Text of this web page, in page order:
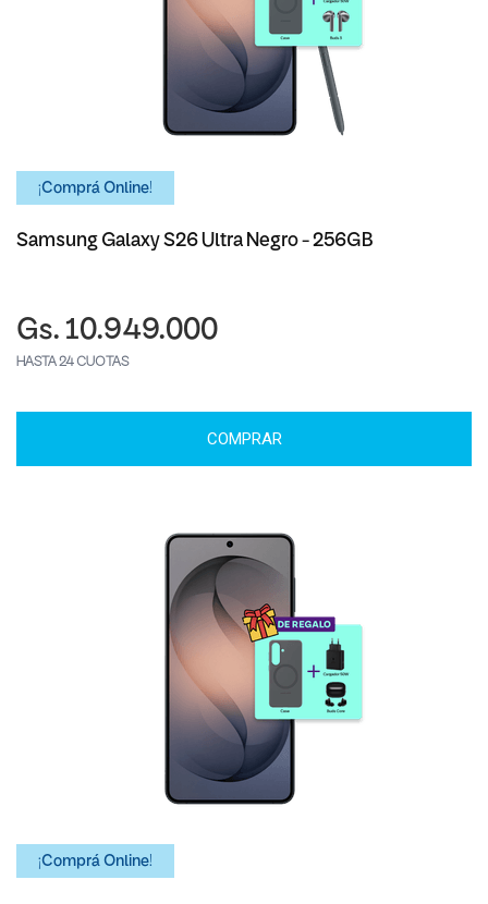
¡Comprá Online!
Samsung Galaxy S26 Ultra Negro - 256GB
Gs. 10.949.000
HASTA 24 CUOTAS
COMPRAR
¡Comprá Online!